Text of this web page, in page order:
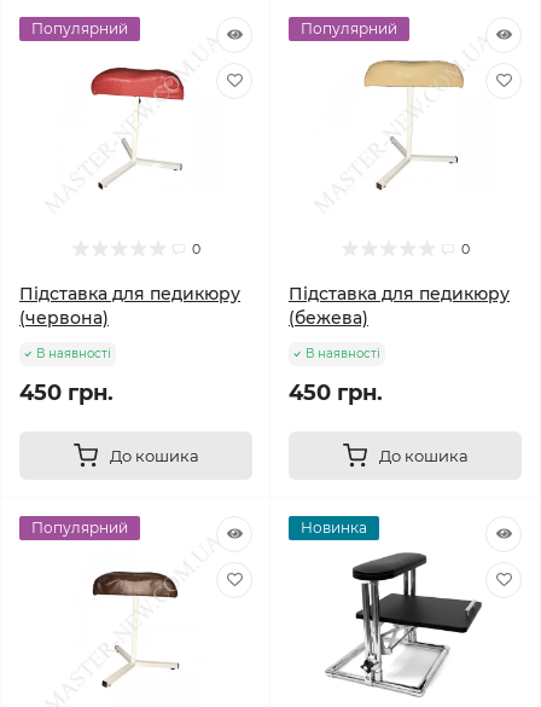
Популярний
0
Підставка для педикюру
(червона)
В наявності
450 грн.
До кошика
Популярний
0
Підставка для педикюру
(бежева)
В наявності
450 грн.
До кошика
Популярний Новинка